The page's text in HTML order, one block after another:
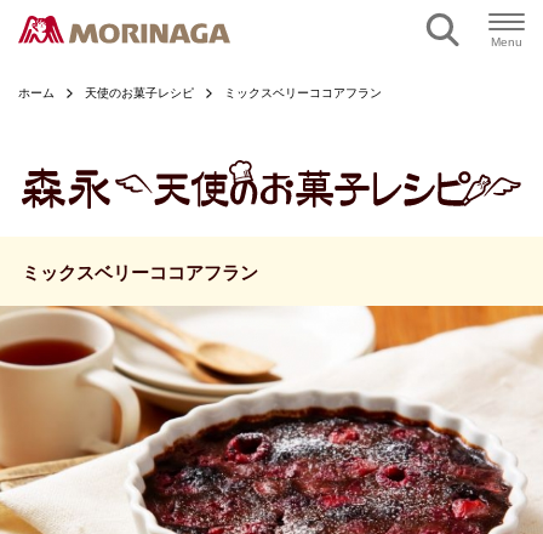
Menu
ホーム 天使のお菓子レシピ ミックスベリーココアフラン
ミックスベリーココアフラン